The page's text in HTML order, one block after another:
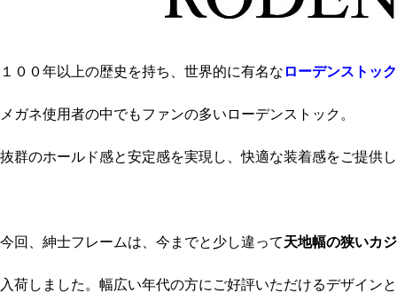
１００年以上の歴史を持ち、世界的に有名な ローデンストック
メガネ使用者の中でもファンの多いローデンストック。
抜群のホールド感と安定感を実現し、快適な装着感をご提供
今回、紳士フレームは、今までと少し違って天地幅の狭いカ
入荷しました。幅広い年代の方にご好評いただけるデザイン